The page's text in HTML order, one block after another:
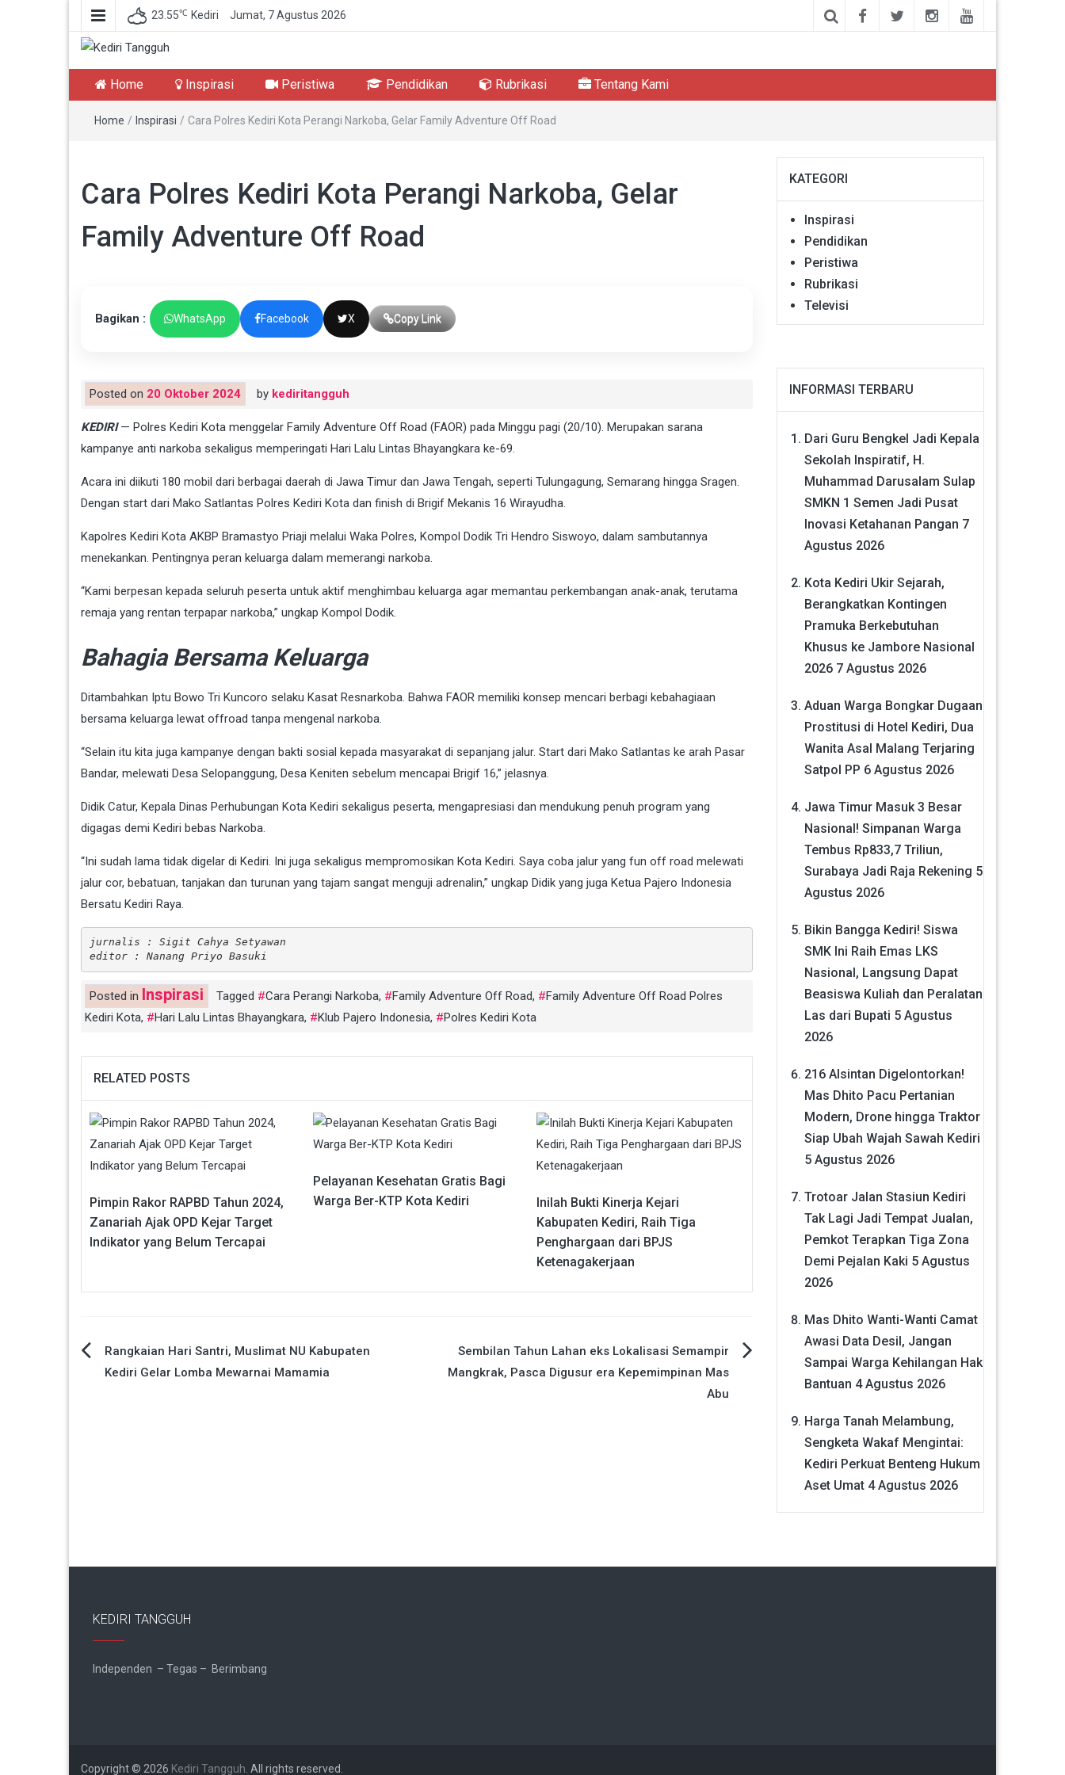
23.55℃ Kediri Jumat, 7 Agustus 2026
Kediri Tangguh
Berita Akurat Terpercaya
Home Inspirasi Peristiwa Pendidikan Rubrikasi Tentang Kami
Home / Inspirasi / Cara Polres Kediri Kota Perangi Narkoba, Gelar Family Adventure Off Road
Cara Polres Kediri Kota Perangi Narkoba, Gelar
Family Adventure Off Road
Bagikan : WhatsApp Facebook X Copy Link
Posted on 20 Oktober 2024 by kediritangguh
KEDIRI— Polres Kediri Kota menggelar Family Adventure Off Road (FAOR) pada Minggu pagi (20/10). Merupakan sarana
kampanye anti narkoba sekaligus memperingati Hari Lalu Lintas Bhayangkara ke-69.
Acara ini diikuti 180 mobil dari berbagai daerah di Jawa Timur dan Jawa Tengah, seperti Tulungagung, Semarang hingga Sragen.
Dengan start dari Mako Satlantas Polres Kediri Kota dan finish di Brigif Mekanis 16 Wirayudha.
Kapolres Kediri Kota AKBP Bramastyo Priaji melalui Waka Polres, Kompol Dodik Tri Hendro Siswoyo, dalam sambutannya
menekankan. Pentingnya peran keluarga dalam memerangi narkoba.
“Kami berpesan kepada seluruh peserta untuk aktif menghimbau keluarga agar memantau perkembangan anak-anak, terutama
remaja yang rentan terpapar narkoba,” ungkap Kompol Dodik.
Bahagia Bersama Keluarga
Ditambahkan Iptu Bowo Tri Kuncoro selaku Kasat Resnarkoba. Bahwa FAOR memiliki konsep mencari berbagi kebahagiaan
bersama keluarga lewat offroad tanpa mengenal narkoba.
“Selain itu kita juga kampanye dengan bakti sosial kepada masyarakat di sepanjang jalur. Start dari Mako Satlantas ke arah Pasar
Bandar, melewati Desa Selopanggung, Desa Keniten sebelum mencapai Brigif 16,” jelasnya.
Didik Catur, Kepala Dinas Perhubungan Kota Kediri sekaligus peserta, mengapresiasi dan mendukung penuh program yang
digagas demi Kediri bebas Narkoba.
“Ini sudah lama tidak digelar di Kediri. Ini juga sekaligus mempromosikan Kota Kediri. Saya coba jalur yang fun off road melewati
jalur cor, bebatuan, tanjakan dan turunan yang tajam sangat menguji adrenalin,” ungkap Didik yang juga Ketua Pajero Indonesia
Bersatu Kediri Raya.
jurnalis : Sigit Cahya Setyawan
editor : Nanang Priyo Basuki
Posted in Inspirasi Tagged Cara Perangi Narkoba, Family Adventure Off Road,
Family Adventure Off Road Polres
Kediri Kota, Hari Lalu Lintas Bhayangkara, Klub Pajero Indonesia, Polres Kediri Kota
RELATED POSTS
Pimpin Rakor RAPBD Tahun 2024,
Zanariah Ajak OPD Kejar Target
Indikator yang Belum Tercapai
Pelayanan Kesehatan Gratis Bagi
Warga Ber-KTP Kota Kediri
Inilah Bukti Kinerja Kejari
Kabupaten Kediri, Raih Tiga
Penghargaan dari BPJS
Ketenagakerjaan
Navigasi
Rangkaian Hari Santri, Muslimat NU Kabupaten
Kediri Gelar Lomba Mewarnai Mamamia
Sembilan Tahun Lahan eks Lokalisasi Semampir
Mangkrak, Pasca Digusur era Kepemimpinan Mas
Abu
KATEGORI
Inspirasi
Pendidikan
Peristiwa
Rubrikasi
Televisi
INFORMASI TERBARU
Dari Guru Bengkel Jadi Kepala
Sekolah Inspiratif, H.
Muhammad Darusalam Sulap
SMKN 1 Semen Jadi Pusat
Inovasi Ketahanan Pangan 7
Agustus 2026
Kota Kediri Ukir Sejarah,
Berangkatkan Kontingen
Pramuka Berkebutuhan
Khusus ke Jambore Nasional
2026 7 Agustus 2026
Aduan Warga Bongkar Dugaan
Prostitusi di Hotel Kediri, Dua
Wanita Asal Malang Terjaring
Satpol PP 6 Agustus 2026
Jawa Timur Masuk 3 Besar
Nasional! Simpanan Warga
Tembus Rp833,7 Triliun,
Surabaya Jadi Raja Rekening 5
Agustus 2026
Bikin Bangga Kediri! Siswa
SMK Ini Raih Emas LKS
Nasional, Langsung Dapat
Beasiswa Kuliah dan Peralatan
Las dari Bupati 5 Agustus
2026
216 Alsintan Digelontorkan!
Mas Dhito Pacu Pertanian
Modern, Drone hingga Traktor
Siap Ubah Wajah Sawah Kediri
5 Agustus 2026
Trotoar Jalan Stasiun Kediri
Tak Lagi Jadi Tempat Jualan,
Pemkot Terapkan Tiga Zona
Demi Pejalan Kaki 5 Agustus
2026
Mas Dhito Wanti-Wanti Camat
Awasi Data Desil, Jangan
Sampai Warga Kehilangan Hak
Bantuan 4 Agustus 2026
Harga Tanah Melambung,
Sengketa Wakaf Mengintai:
Kediri Perkuat Benteng Hukum
Aset Umat 4 Agustus 2026
KEDIRI TANGGUH
Independen – Tegas – Berimbang
Copyright © 2026 Kediri Tangguh . All rights reserved.